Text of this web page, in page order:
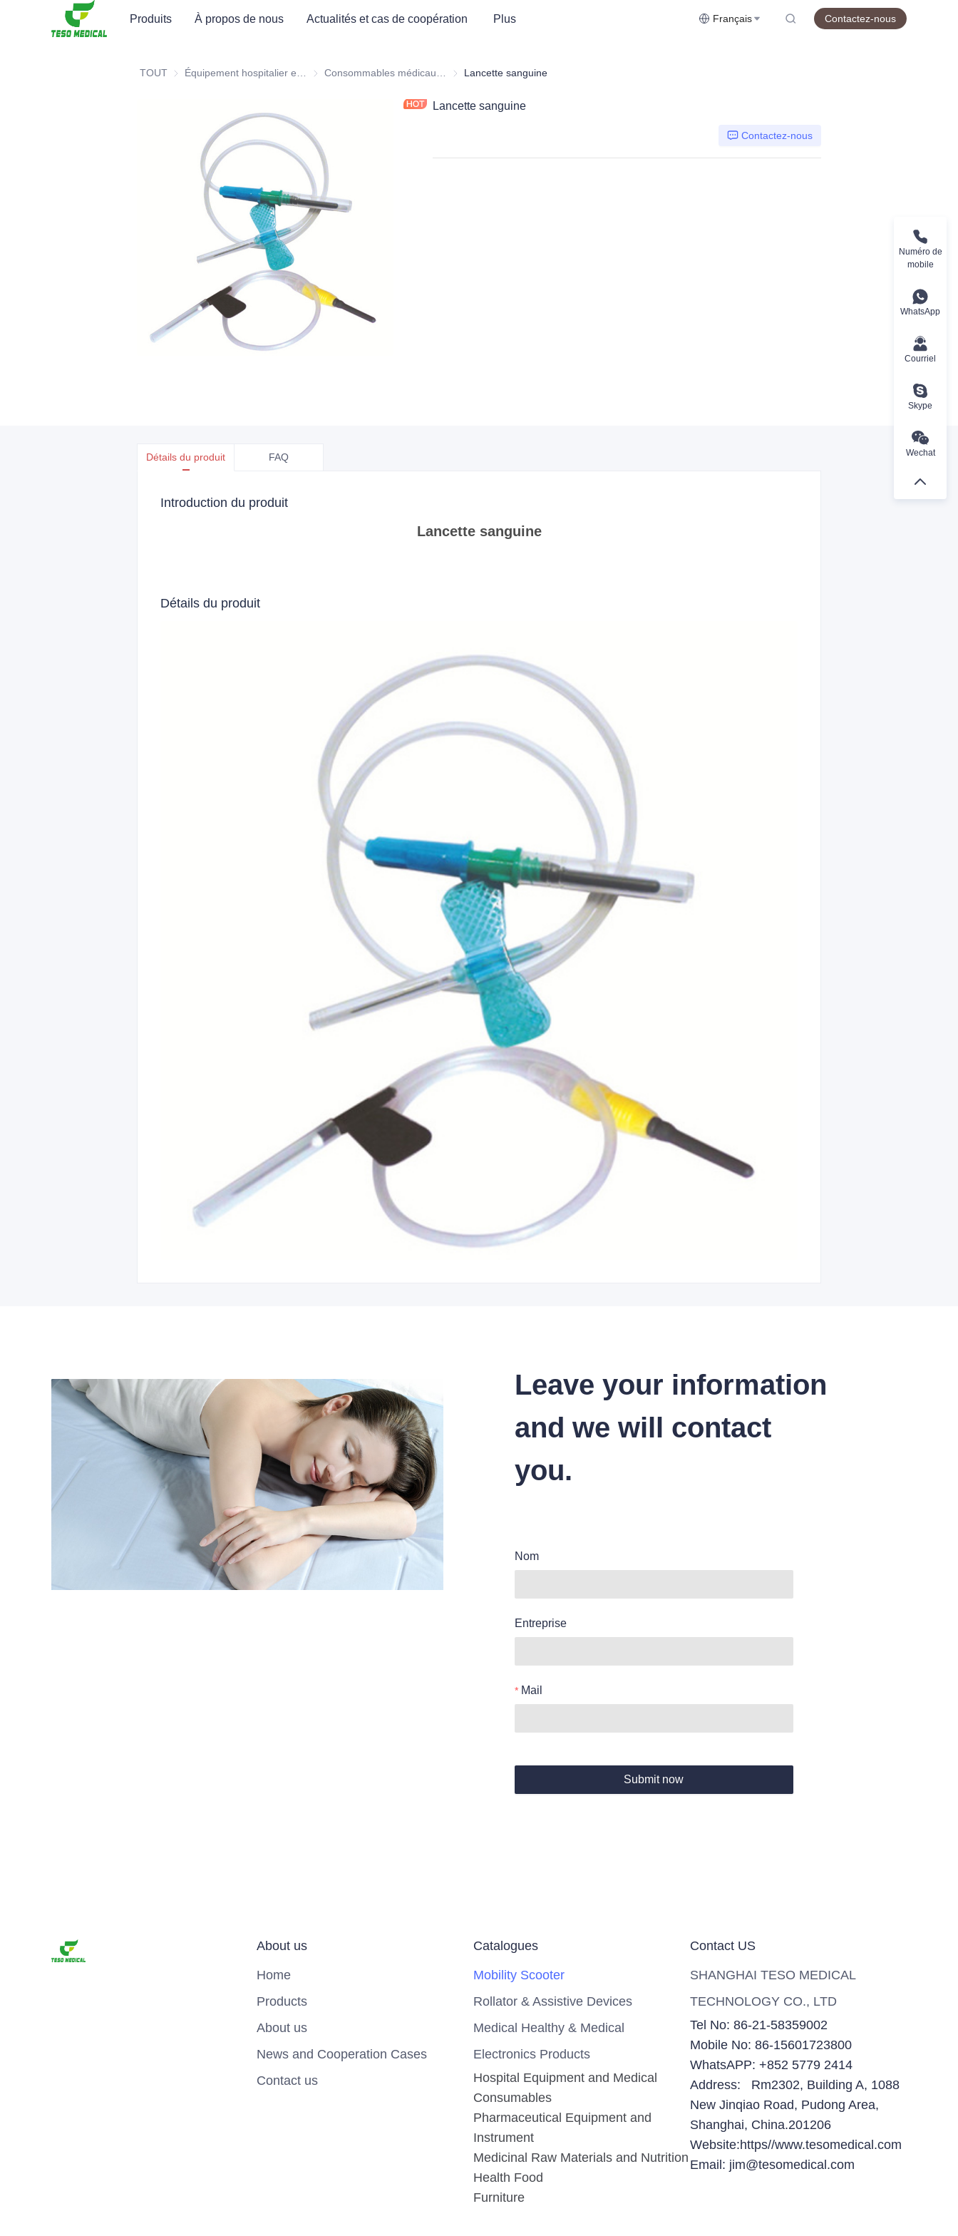
Produits À propos de nous Actualités et cas de coopération Plus Français Contactez-nous
TOUT Équipement hospitalier et consommables médicaux
Consommables médicaux hospitaliers
Lancette sanguine
Lancette sanguine
Contactez-nous
Détails du produit FAQ
Introduction du produit
Lancette sanguine
Détails du produit
Leave your information
and we will contact
you.
Nom
Entreprise
Mail
Submit now
About us
Home
Products
About us
News and Cooperation Cases
Contact us
Catalogues
Mobility Scooter
Rollator & Assistive Devices
Medical Healthy & Medical
Electronics Products
Hospital Equipment and Medical
Consumables
Pharmaceutical Equipment and
Instrument
Medicinal Raw Materials and Nutrition
Health Food
Furniture
Contact US
SHANGHAI TESO MEDICAL
TECHNOLOGY CO., LTD
Tel No: 86-21-58359002
Mobile No: 86-15601723800
WhatsAPP: +852 5779 2414
Address: Rm2302, Building A, 1088
New Jinqiao Road, Pudong Area,
Shanghai, China.201206
Website:https//www.tesomedical.com
Email: jim@tesomedical.com
Numéro de
mobile
WhatsApp
Courriel
Skype
Wechat